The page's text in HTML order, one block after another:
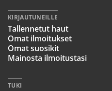
KIRJAUTUNEILLE
Tallennetut haut
Omat ilmoitukset
Omat suosikit
Mainosta ilmoitustasi
TUKI